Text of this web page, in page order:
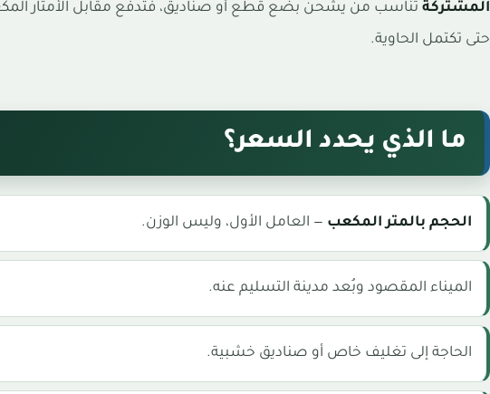
المشتركة تناسب من يشحن بضع قطع أو صناديق، فتدفع مقابل الأمتار
حتى تكتمل الحاوية.
ما الذي يحدد السعر؟
الحجم بالمتر المكعب — العامل الأول، وليس الوزن.
الميناء المقصود وبُعد مدينة التسليم عنه.
الحاجة إلى تغليف خاص أو صناديق خشبية.